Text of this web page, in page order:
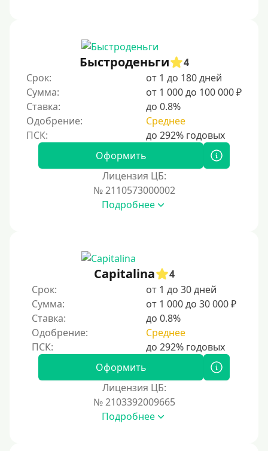
Быстроденьги
4
Срок:
от 1 до 180 дней
Сумма:
от 1 000 до 100 000 ₽
Ставка:
до 0.8%
Одобрение:
Среднее
Оформить
Лицензия ЦБ:
№ 2110573000002
Подробнее
Capitalina
4
Срок:
от 1 до 30 дней
Сумма:
от 1 000 до 30 000 ₽
Ставка:
до 0.8%
Одобрение:
Среднее
Оформить
Лицензия ЦБ:
№ 2103392009665
Подробнее